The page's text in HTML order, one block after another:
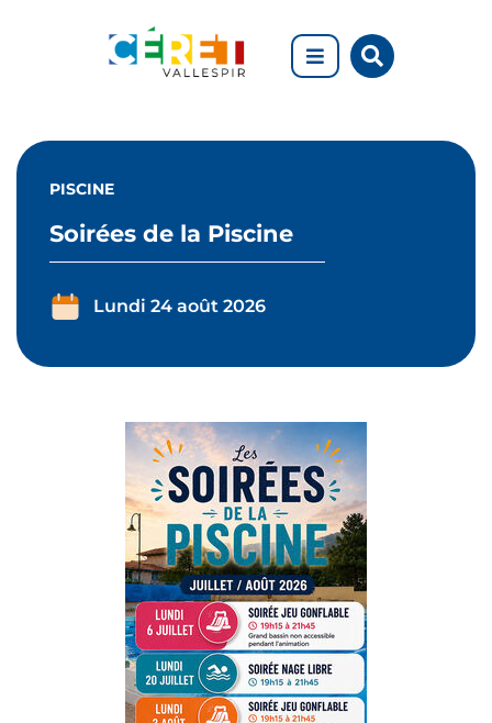
Aller à la recherche
sur
PISCINE
Soirées de la Piscine
Lundi 24 août 2026
Soirées
Piscine